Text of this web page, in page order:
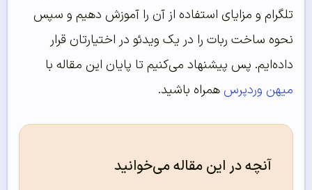
تلگرام و مزایای استفاده از آن را آموزش دهیم و سپس
نحوه ساخت ربات را در یک ویدئو در اختیارتان قرار
داده‌‌‌‌‌ایم. پس پیشنهاد می‌کنیم تا پایان این مقاله با
میهن وردپرس همراه باشید.
آنچه در این مقاله می‌خوانید